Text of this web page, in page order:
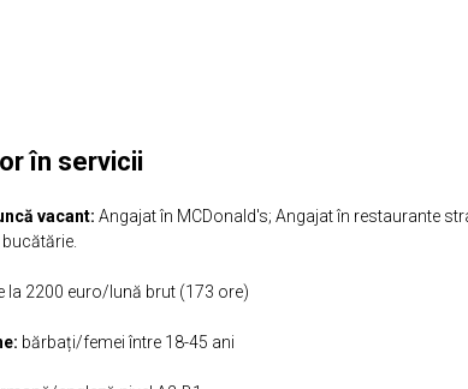
în servicii
vacant: Angajat în MCDonald's; Angajat în restaurante
la 2200 euro/lună brut (173 ore)
bărbați/femei între 18-45 ani